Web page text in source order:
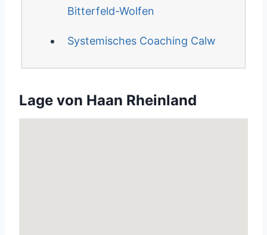
Bitterfeld-Wolfen
Systemisches Coaching Calw
Lage von Haan Rheinland